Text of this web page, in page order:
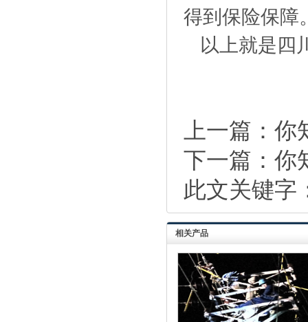
得到保险保障
以上就是四
上一篇： 你
下一篇： 你
此文关键字
相关产品